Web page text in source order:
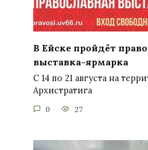
В Ейске пройдёт
выставка-ярмарка
С 14 по 21 августа на
Архистратига
0 27